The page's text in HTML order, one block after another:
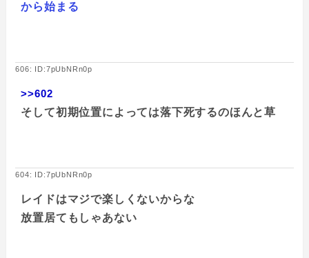
から始まる
606: ID:7pUbNRn0p
>>602
そして初期位置によっては落下死するのほんと草
604: ID:7pUbNRn0p
レイドはマジで楽しくないからな
放置居てもしゃあない